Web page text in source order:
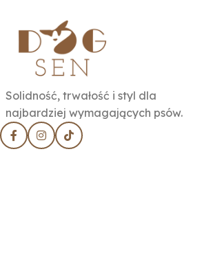
Solidność, trwałość i styl dla
najbardziej wymagających psów.